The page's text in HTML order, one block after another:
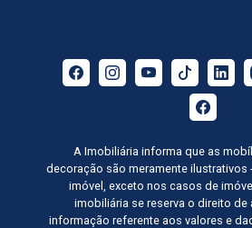
A Imobiliária informa que as
decoração são meramente ilustrativos
imóvel, exceto nos casos de
imobiliária se reserva o direito de
informação referente aos valores e